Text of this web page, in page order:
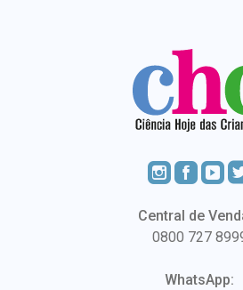
Central de
0800 727
WhatsApp: